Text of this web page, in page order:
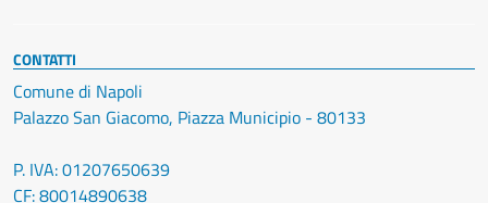
CONTATTI
Comune di Napoli
Palazzo San Giacomo, Piazza Municipio - 80133
P. IVA: 01207650639
CF: 80014890638